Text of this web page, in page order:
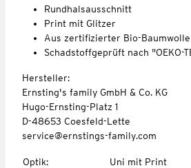
Rundhalsausschnitt
Print mit Glitzer
Aus zertifizierter Bio-Baumwolle
Schadstoffgeprüft nach "OEKO-
Hersteller:
Ernsting's family GmbH & Co. KG
Hugo-Ernsting-Platz 1
D-48653 Coesfeld-Lette
service@ernstings-family.com
Optik: Uni mit Print